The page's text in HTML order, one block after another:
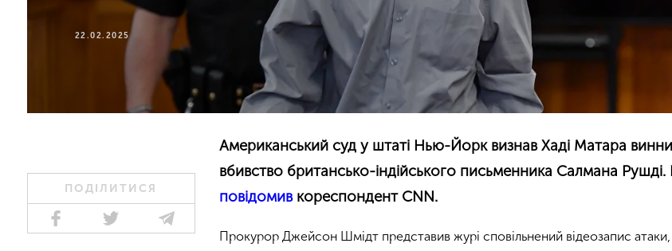
22.02.2025
ПОДІЛИТИСЯ
Американський суд у штаті Нью-Йорк визнав Хаді Матара
вбивство британсько-індійського письменника Салмана
повідомивкореспондент CNN.
Прокурор Джейсон Шмідт представив журі сповільнений відеозапис